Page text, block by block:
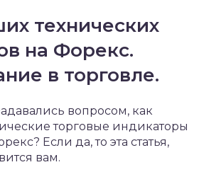
технических
на Форекс.
в торговле.
вопросом, как
торговые индикаторы
Если да, то эта статья,
вам.